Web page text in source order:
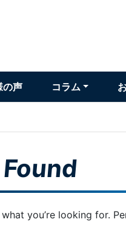
の声 コラム
you’re looking for.